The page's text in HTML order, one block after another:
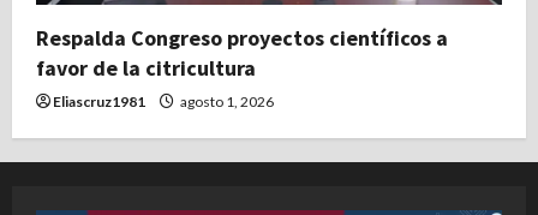
Respalda Congreso proyectos científicos a
favor de la citricultura
Eliascruz1981 agosto 1, 2026